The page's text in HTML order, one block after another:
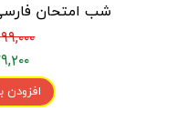
شب امتحان
۹۹,۰۰۰ تومان
۷۹,۲۰۰
افزودن